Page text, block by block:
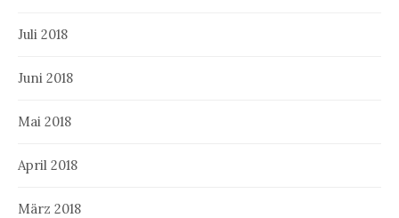
Juli 2018
Juni 2018
Mai 2018
April 2018
März 2018